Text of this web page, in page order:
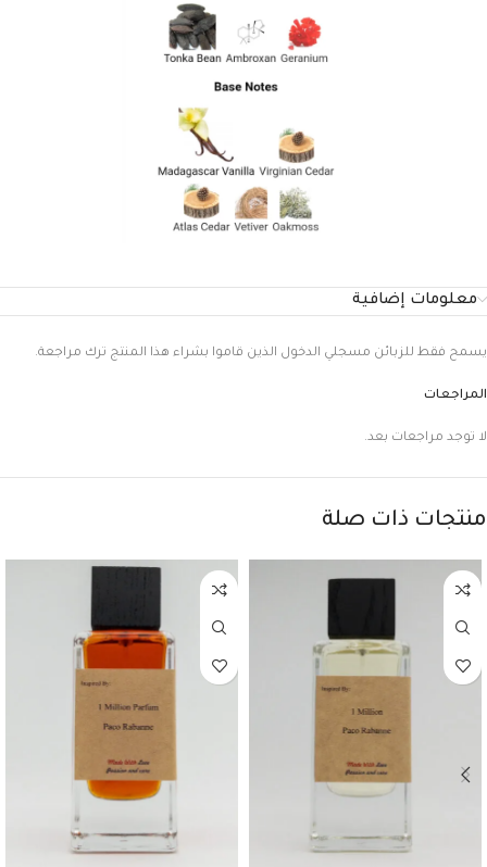
معلومات إضافية
المراجعات
لا توجد مراجعات بعد.
يسمح فقط للزبائن مسجلي الدخول الذين قاموا بشراء هذا المنتج ترك مراجعة.
منتجات ذات صلة